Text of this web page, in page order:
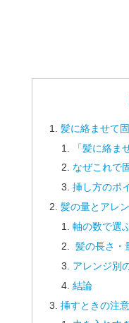
髪に絡ませて
「髪に絡ま
なぜこれで
挿し方のポ
髪の量とアレ
軸の数で選
髪の長さ・
アレンジ別
結論
挿すときの注